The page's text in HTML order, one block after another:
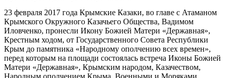
23 февраля 2017 года Крымские Казаки, во главе с Атаманом
Крымского Окружного Казачьего Общества, Вадимом
Иловченко, пронесли Икону Божией Матери «Державная»,
Крестным ходом, от Государственного Совета Республики
Крым до памятника «Народному ополчению всех времен»,
перед которым на площади состоялась встреча Иконы Божией
Матери «Державная», Крымским народом, Казачеством,
Народным ополчением Крыма, Военными и Моряками…